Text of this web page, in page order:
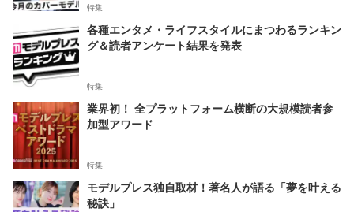
特集
各種エンタメ・ライフスタイルにまつわるランキン
グ＆読者アンケート結果を発表
特集
業界初！ 全プラットフォーム横断の大規模読者参
加型アワード
特集
モデルプレス独自取材！著名人が語る「夢を叶える
秘訣」